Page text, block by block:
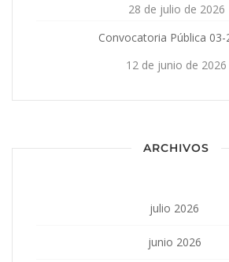
28 de julio de 2026
Convocatoria Pública 03-
12 de junio de 2026
ARCHIVOS
julio 2026
junio 2026